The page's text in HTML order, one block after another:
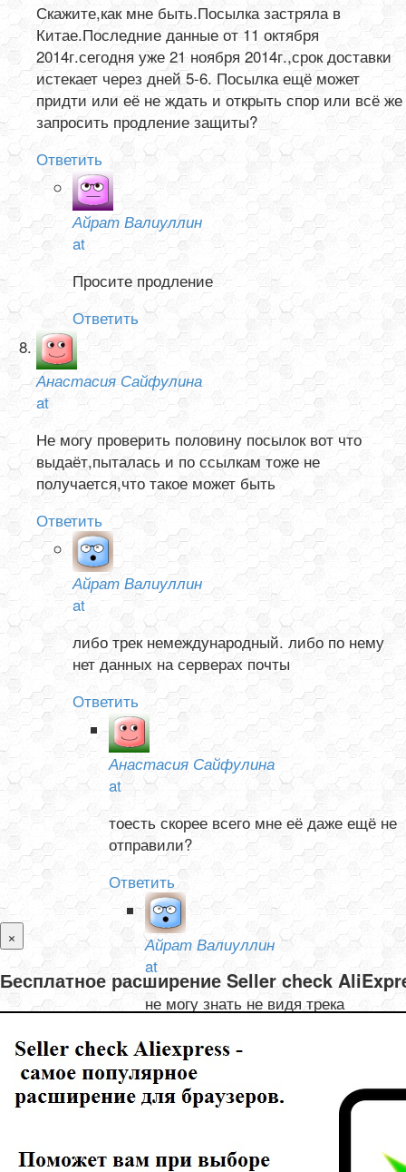
Скажите,как мне быть.Посылка застряла в
Китае.Последние данные от 11 октября
2014г.сегодня уже 21 ноября 2014г.,срок доставки
истекает через дней 5-6. Посылка ещё может
придти или её не ждать и открыть спор или всё же
запросить продление защиты?
Ответить
Айрат Валиуллин
at
Просите продление
Ответить
Анастасия Сайфулина
at
Не могу проверить половину посылок вот что
выдаёт,пыталась и по ссылкам тоже не
получается,что такое может быть
Ответить
Айрат Валиуллин
at
либо трек немеждународный. либо по нему
нет данных на серверах почты
Ответить
Анастасия Сайфулина
at
тоесть скорее всего мне её даже ещё не
отправили?
Ответить
Айрат Валиуллин
at
не могу знать не видя трека
Ответить
Олеся и Валентин Тишелович
не могу отследить товар с Али, не отслеживается
×
Бесплатное расширение Seller check